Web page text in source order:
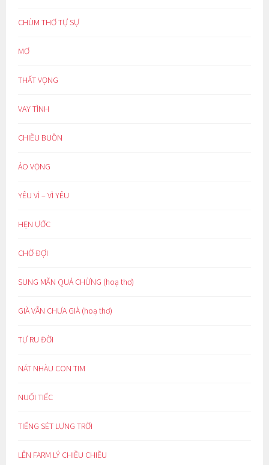
CHÙM THƠ TỰ SỰ
MƠ
THẤT VỌNG
VAY TÌNH
CHIỀU BUỒN
ẢO VỌNG
YÊU VÌ – VÌ YÊU
HẸN ƯỚC
CHỜ ĐỢI
SUNG MÃN QUÁ CHỪNG (hoạ thơ)
GIÀ VẪN CHƯA GIÀ (hoạ thơ)
TỰ RU ĐỜI
NÁT NHÀU CON TIM
NUỐI TIẾC
TIẾNG SÉT LƯNG TRỜI
LÊN FARM LÝ CHIỀU CHIỀU